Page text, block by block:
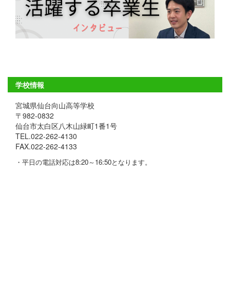
学校情報
宮城県仙台向山高等学校
〒982-0832
仙台市太白区八木山緑町1番1号
TEL.022-262-4130
FAX.022-262-4133
・平日の電話対応は8:20～16:50となります。